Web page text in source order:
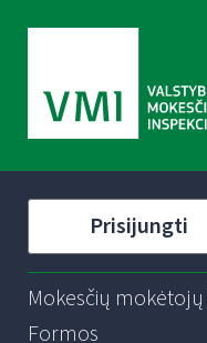
Prisijungti
Mokesčių
Formos